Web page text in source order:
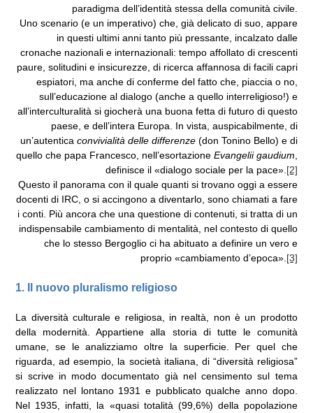
paradigma dell’identità stessa della comunità civile.
Uno scenario (e un imperativo) che, già delicato di suo, appare
in questi ultimi anni tanto più pressante, incalzato dalle
cronache nazionali e internazionali: tempo affollato di crescenti
paure, solitudini e insicurezze, di ricerca affannosa di facili capri
espiatori, ma anche di conferme del fatto che, piaccia o no,
sull’educazione al dialogo (anche a quello interreligioso!) e
all’interculturalità si giocherà una buona fetta di futuro di questo
paese, e dell’intera Europa. In vista, auspicabilmente, di
un’autentica convivialità delle differenze(don Tonino Bello) e di
quello che papa Francesco, nell’esortazione Evangelii gaudium
definisce il «dialogo sociale per la pace». [2]
Questo il panorama con il quale quanti si trovano oggi a essere
docenti di IRC, o si accingono a diventarlo, sono chiamati a fare
i conti. Più ancora che una questione di contenuti, si tratta di un
indispensabile cambiamento di mentalità, nel contesto di quello
che lo stesso Bergoglio ci ha abituato a definire un vero e
proprio «cambiamento d’epoca». [3]
1. Il nuovo pluralismo religioso
La diversità culturale e religiosa, in realtà, non è un prodotto
della modernità. Appartiene alla storia di tutte le comunità
umane, se le analizziamo oltre la superficie. Per quel che
riguarda, ad esempio, la società italiana, di “diversità religiosa”
si scrive in modo documentato già nel censimento sul tema
realizzato nel lontano 1931 e pubblicato qualche anno dopo.
Nel 1935, infatti, la «quasi totalità (99,6%) della popolazione